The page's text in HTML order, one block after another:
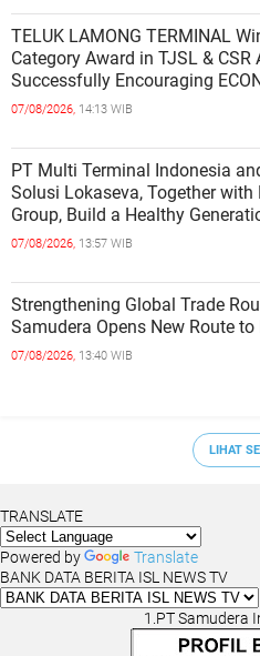
TELUK LAMONG TERMINAL
Category Award in TJSL & CSR
Successfully Encouraging
INDEPENDENCE OF COASTAL
07/08/2026, 14:13 WIB
PT Multi Terminal Indonesia
Solusi Lokaseva, Together with
Group, Build a Healthy
a Golden Indonesia
07/08/2026, 13:57 WIB
Strengthening Global Trade
Samudera Opens New Route to
07/08/2026, 13:40 WIB
LIHAT
TRANSLATE
Powered by
Translate
BANK DATA BERITA ISL NEWS TV
1.PT Samudera